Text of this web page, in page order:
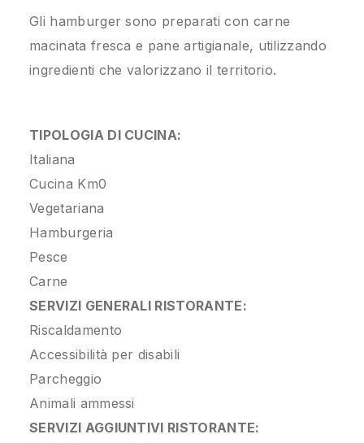
​Gli hamburger sono preparati con carne
macinata fresca e pane artigianale, utilizzando
ingredienti che valorizzano il territorio.​
TIPOLOGIA DI CUCINA:
Italiana
Cucina Km0
Vegetariana
Hamburgeria
Pesce
Carne
SERVIZI GENERALI RISTORANTE:
Riscaldamento
Accessibilità per disabili
Parcheggio
Animali ammessi
SERVIZI AGGIUNTIVI RISTORANTE: